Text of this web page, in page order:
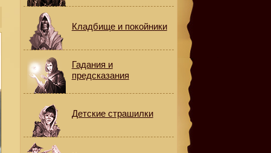
Кладбище и покойники
Гадания и
предсказания
Детские страшилки